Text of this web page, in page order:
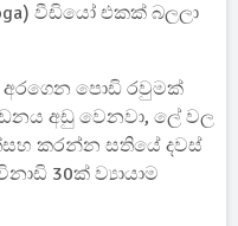
වීඩියෝ එකක් බලලා
අරගෙන පොඩි රවුමක්
අඩු වෙනවා, ලේ වල
කරන්න සතියේ දවස්
30ක් ව්‍යායාම